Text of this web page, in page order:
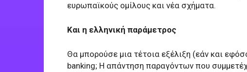
ευρωπαϊκούς ομίλους και νέα σχήματα.
Και η ελληνική παράμετρος
Θα μπορούσε μια τέτοια εξέλιξη (εάν και
banking; Η απάντηση παραγόντων που